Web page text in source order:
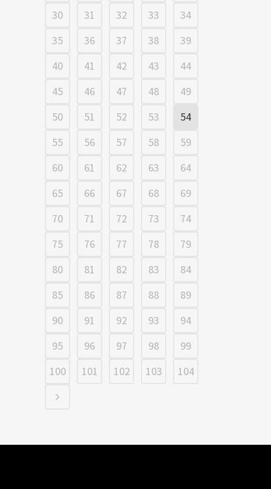
30
31 32 33
34
35
36 37 38
39
40
41 42 43
44
45
46 47 48
49
50
51 52 53
54
55
56 57 58
59
60
61 62 63
64
65
66 67 68
69
70
71 72 73
74
75
76 77 78
79
80
81 82 83
84
85
86 87 88
89
90
91 92 93
94
95
96 97 98
99
100
101 102 103 104